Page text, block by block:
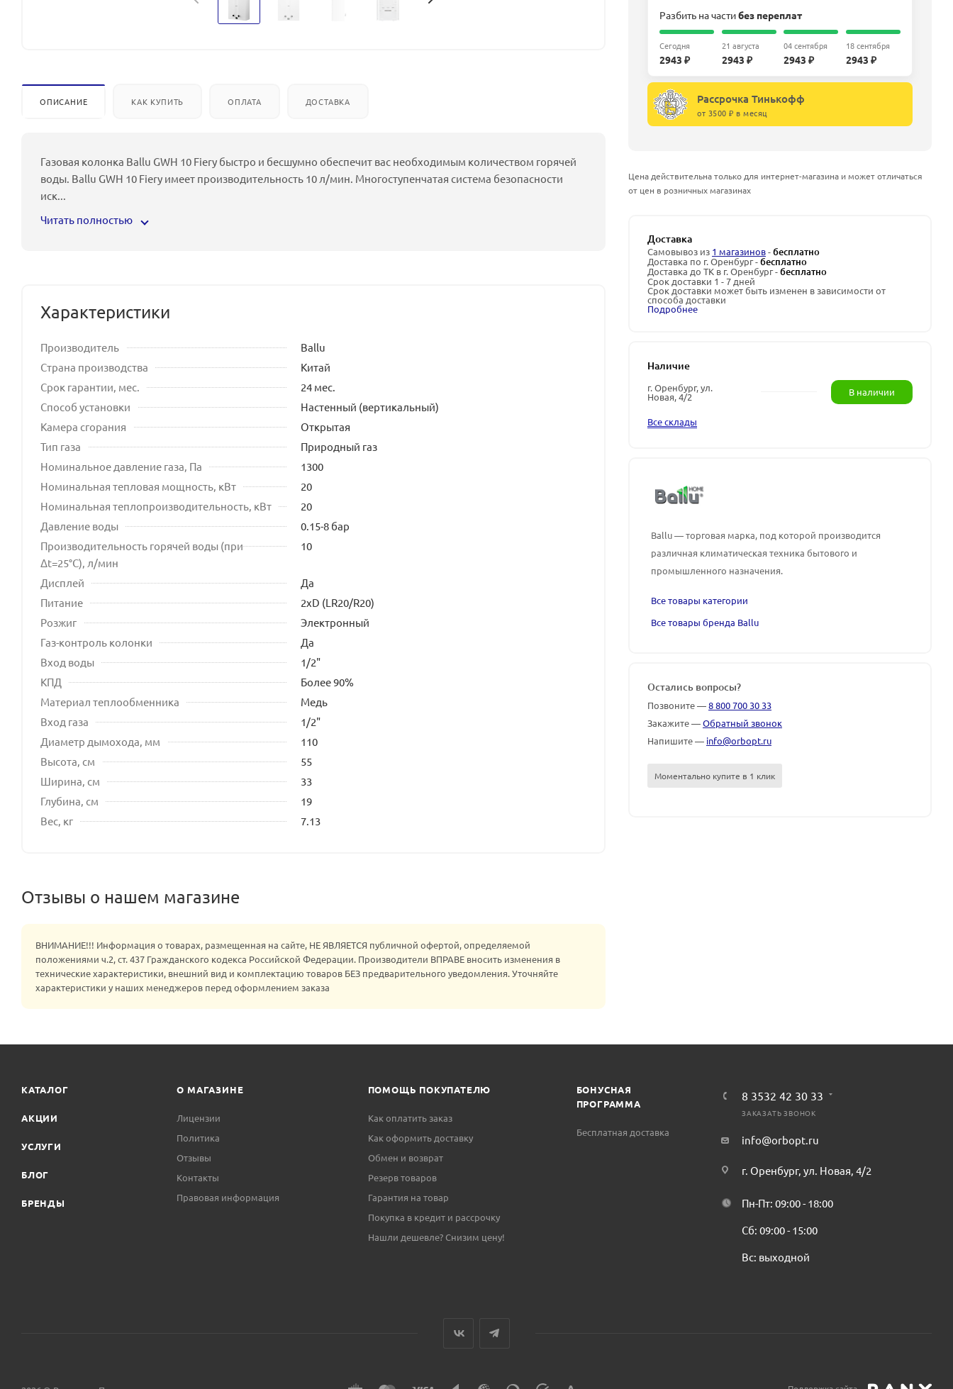
ОПИСАНИЕ КАК КУПИТЬ ОПЛАТА ДОСТАВКА
Газовая колонка Ballu GWH 10 Fiery быстро и бесшумно обеспечит вас необходимым количеством горячей
воды. Ballu GWH 10 Fiery имеет производительность 10 л/мин. Многоступенчатая система безопасности
иск...
Читать полностью
Характеристики
Производитель
Ballu
Страна производства
Китай
Срок гарантии, мес.
24 мес.
Способ установки
Настенный (вертикальный)
Камера сгорания
Открытая
Тип газа
Природный газ
Номинальное давление газа, Па
1300
Номинальная тепловая мощность, кВт
20
Номинальная теплопроизводительность, кВт
20
Давление воды
0.15-8 бар
Производительность горячей воды (при
Δt=25°C), л/мин
10
Дисплей
Да
Питание
2хD (LR20/R20)
Розжиг
Электронный
Газ-контроль колонки
Да
Вход воды
1/2"
КПД
Более 90%
Материал теплообменника
Медь
Вход газа
1/2"
Диаметр дымохода, мм
110
Высота, см
55
Ширина, см
33
Глубина, см
19
Вес, кг
7.13
Отзывы о нашем магазине
ВНИМАНИЕ!!! Информация о товарах, размещенная на сайте, НЕ ЯВЛЯЕТСЯ публичной офертой, определяемой
положениями ч.2, ст. 437 Гражданского кодекса Российской Федерации. Производители ВПРАВЕ вносить изменения в
технические характеристики, внешний вид и комплектацию товаров БЕЗ предварительного уведомления. Уточняйте
характеристики у наших менеджеров перед оформлением заказа
Разбить на частибез переплат
Сегодня
2943 ₽
21 августа
2943 ₽
04 сентября
2943 ₽
18 сентября
2943 ₽
Рассрочка Тинькофф
от 3500 ₽ в месяц
Цена действительна только для интернет-магазина и может отличаться
от цен в розничных магазинах
Доставка
Самовывоз из 1 магазинов-бесплатно
Доставка по г. Оренбург -бесплатно
Доставка до ТК в г. Оренбург -бесплатно
Срок доставки 1 - 7 дней
Срок доставки может быть изменен в зависимости от
способа доставки
Подробнее
Наличие
г. Оренбург, ул.
Новая, 4/2 В наличии
Все склады
Ballu — торговая марка, под которой производится
различная климатическая техника бытового и
промышленного назначения.
Все товары категории
Все товары бренда Ballu
Остались вопросы?
Позвоните —8 800 700 30 33
Закажите —Обратный звонок
Напишите — info@orbopt.ru
Моментально купите в 1 клик
КАТАЛОГ
АКЦИИ
УСЛУГИ
БЛОГ
БРЕНДЫ
О МАГАЗИНЕ
Лицензии
Политика
Отзывы
Контакты
Правовая информация
ПОМОЩЬ ПОКУПАТЕЛЮ
Как оплатить заказ
Как оформить доставку
Обмен и возврат
Резерв товаров
Гарантия на товар
Покупка в кредит и рассрочку
Нашли дешевле? Снизим цену!
БОНУСНАЯ
ПРОГРАММА
Бесплатная доставка
8 3532 42 30 33
ЗАКАЗАТЬ ЗВОНОК
info@orbopt.ru
г. Оренбург, ул. Новая, 4/2
Пн-Пт: 09:00 - 18:00
Сб: 09:00 - 15:00
Вс: выходной